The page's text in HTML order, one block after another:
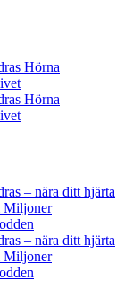
Hörna
Hörna
– nära ditt hjärta
Miljoner
– nära ditt hjärta
Miljoner